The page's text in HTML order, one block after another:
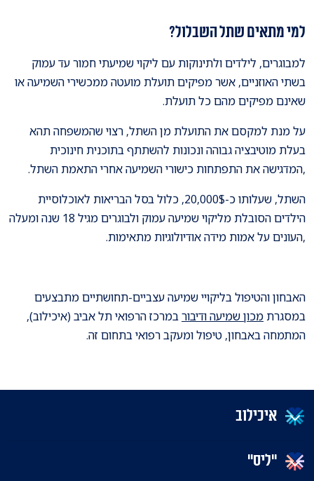
למי מתאים שתל השבלול?
למבוגרים, לילדים ולתינוקות עם ליקוי שמיעתי חמור עד עמוק
בשתי האוזניים, אשר מפיקים תועלת מועטה ממכשירי השמיעה או
שאינם מפיקים מהם כל תועלת.
על מנת למקסם את התועלת מן השתל, רצוי שהמשפחה תהא
בעלת מוטיבציה גבוהה ונכונות להשתתף בתוכנית חינוכית
,המדגישה את התפתחות כישורי השמיעה אחרי התאמת השתל.
השתל, שעלותו כ-20,000$, כלול בסל הבריאות לאוכלוסיית
הילדים הסובלת מליקוי שמיעה עמוק ולבוגרים מגיל 18 שנה ומעלה
,העונים על אמות מידה אודיולוגיות מתאימות.
האבחון והטיפול בליקויי שמיעה עצביים-תחושתיים מתבצעים
במסגרתמכון שמיעה ודיבורבמרכז הרפואי תל אביב (איכילוב),
המתמחה באבחון, טיפול ומעקב רפואי בתחום זה.
איכילוב
"ליס"